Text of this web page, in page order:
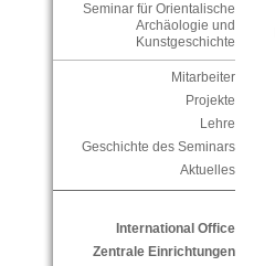
Seminar für Orientalische
Archäologie und
Kunstgeschichte
Mitarbeiter
Projekte
Lehre
Geschichte des Seminars
Aktuelles
International Office
Zentrale Einrichtungen